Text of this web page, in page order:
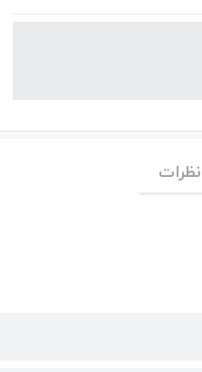
نظرات